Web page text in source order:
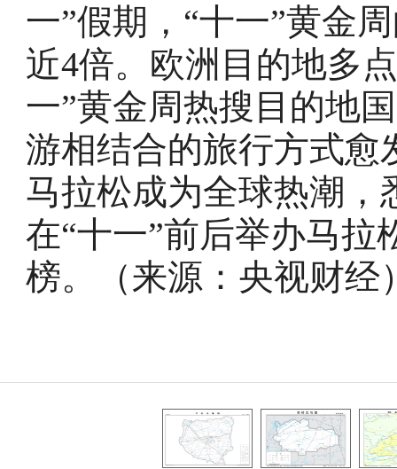
一”假期，“十一”黄金
近4倍。欧洲目的地多
一”黄金周热搜目的地
游相结合的旅行方式愈
马拉松成为全球热潮，
在“十一”前后举办马
榜。
（来源：央视财经